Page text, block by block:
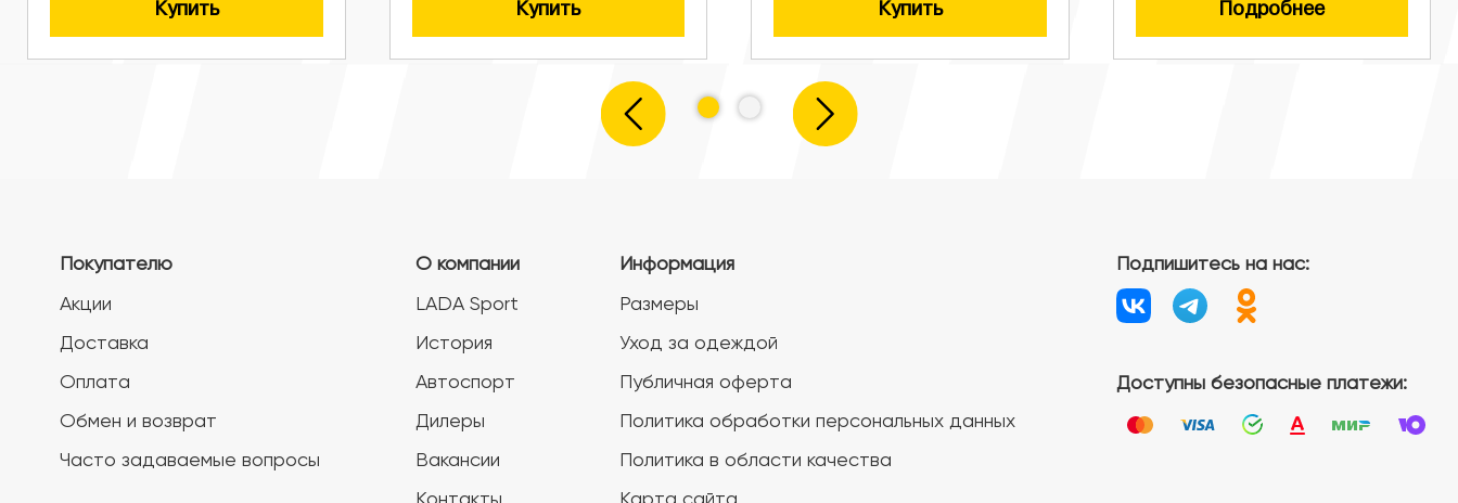
Купить Купить Купить Подробнее
Покупателю
Акции
Доставка
Оплата
Обмен и возврат
Часто задаваемые вопросы
О компании
LADA Sport
История
Автоспорт
Дилеры
Вакансии
Информация
Размеры
Уход за одеждой
Публичная оферта
Политика обработки персональных данных
Политика в области качества
Подпишитесь на нас:
Доступны безопасные платежи: